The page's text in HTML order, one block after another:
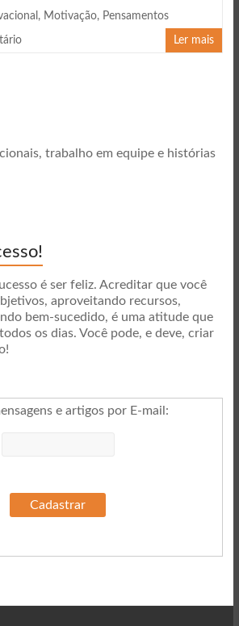
, Motivação, Pensamentos
Ler mais
trabalho em equipe e histórias
é ser feliz. Acreditar que você
aproveitando recursos,
bem-sucedido, é uma atitude que
os dias. Você pode, e deve, criar
e artigos por E-mail :